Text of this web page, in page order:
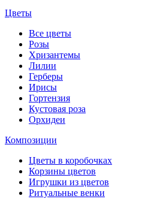
Цветы
Все цветы
Розы
Хризантемы
Лилии
Герберы
Ирисы
Гортензия
Кустовая роза
Орхидеи
Композиции
Цветы в коробочках
Корзины цветов
Игрушки из цветов
Ритуальные венки